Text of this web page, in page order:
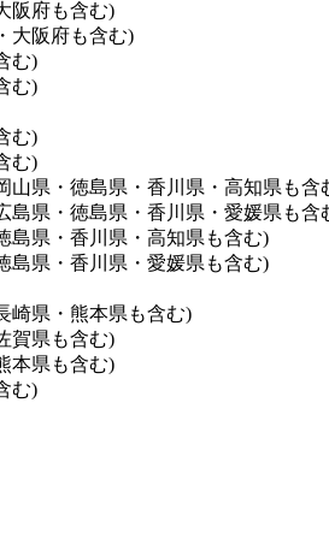
阪府も含む)
大阪府も含む)
む)
む)
む)
む)
山県・徳島県・香川県・高知県も含
島県・徳島県・香川県・愛媛県も含
島県・香川県・高知県も含む)
島県・香川県・愛媛県も含む)
崎県・熊本県も含む)
賀県も含む)
本県も含む)
む)